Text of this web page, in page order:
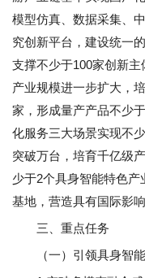
模型仿真、数据采集、
究创新平台，建设统一
支撑不少于100家创新主
产业规模进一步扩大，
家，形成量产产品不少
化服务三大场景实现不
突破万台，培育千亿级
少于2个具身智能特色
基地，营造具有国际影
三、重点任务
（一）引领具身智能